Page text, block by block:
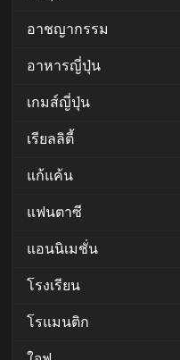
อาชญากรรม
อาหารญี่ปุ่น
เกมส์ญี่ปุ่น
เรียลลิตี้
แก้แค้น
แฟนตาซี
แอนนิเมชั่น
โรงเรียน
โรแมนติก